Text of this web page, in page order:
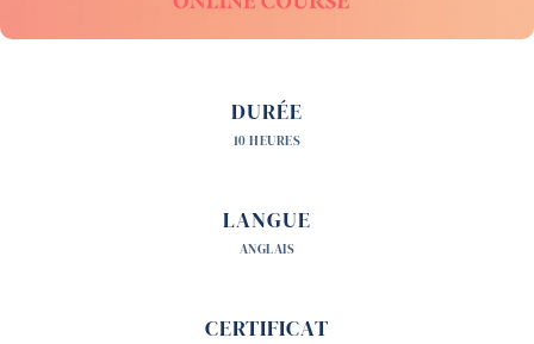
DURÉE
10 HEURES
LANGUE
ANGLAIS
CERTIFICAT